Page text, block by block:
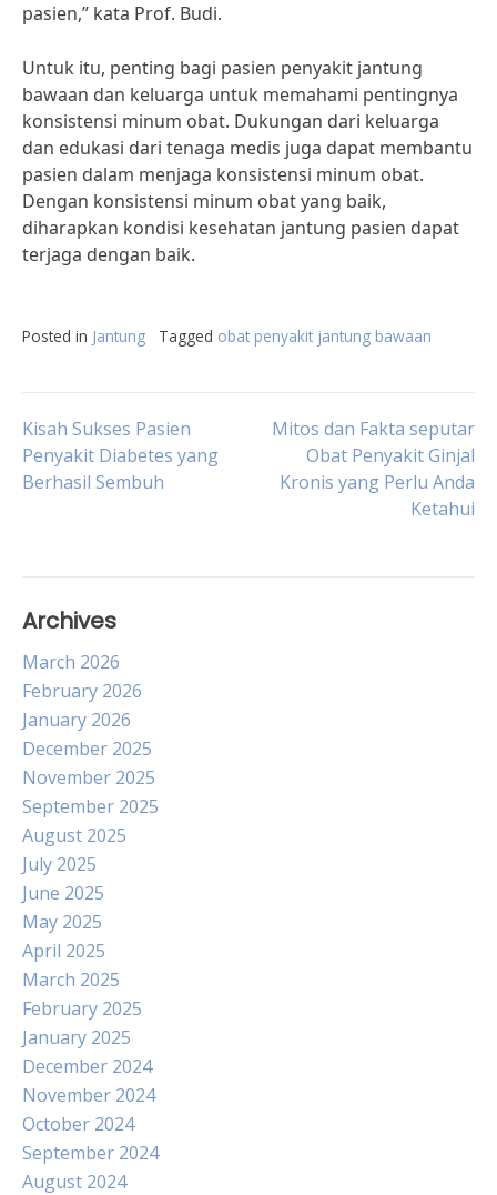
pasien,” kata Prof. Budi.
Untuk itu, penting bagi pasien penyakit jantung
bawaan dan keluarga untuk memahami pentingnya
konsistensi minum obat. Dukungan dari keluarga
dan edukasi dari tenaga medis juga dapat membantu
pasien dalam menjaga konsistensi minum obat.
Dengan konsistensi minum obat yang baik,
diharapkan kondisi kesehatan jantung pasien dapat
terjaga dengan baik.
Posted in Jantung Tagged obat penyakit jantung bawaan
Post
navigation
Kisah Sukses Pasien
Penyakit Diabetes yang
Berhasil Sembuh
Mitos dan Fakta seputar
Obat Penyakit Ginjal
Kronis yang Perlu Anda
Ketahui
Archives
March 2026
February 2026
January 2026
December 2025
November 2025
September 2025
August 2025
July 2025
June 2025
May 2025
April 2025
March 2025
February 2025
January 2025
December 2024
November 2024
October 2024
September 2024
August 2024